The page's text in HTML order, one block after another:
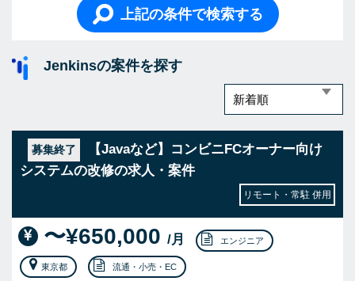
上記の条件で検索する
Jenkinsの案件を探す
募集終了
【Javaなど】コンビニFCオーナー向け
システムの改修の求人・案件
リモート・常駐 併用
〜¥650,000 /月 エンジニア
東京都 流通・小売・EC